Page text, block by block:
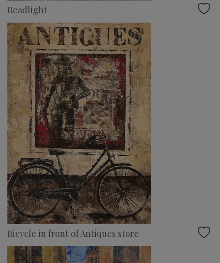
Readlight
Bicycle in front of Antiques store